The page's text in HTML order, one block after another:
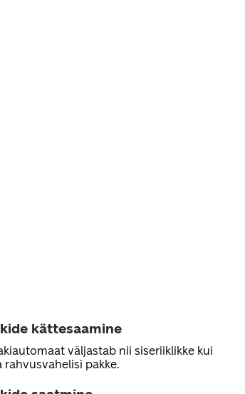
kättesaamine
väljastab nii siseriiklikke kui
rahvusvahelisi pakke.